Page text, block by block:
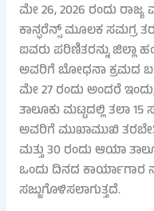
ಮೇ 26, 2026 ರಂದು
ಕಾನ್ಫರೆನ್ಸ್ ಮೂಲಕ ಸಮಗ್ರ
ಐವರು ಪರಿಣಿತರನ್ನು ಜಿಲ್ಲಾ
ಅವರಿಗೆ ಬೋಧನಾ ಕ್ರಮದ
ಮೇ 27 ರಂದು ಅಂದರೆ
ತಾಲೂಕು ಮಟ್ಟದಲ್ಲಿ ತಲಾ 15
ಅವರಿಗೆ ಮುಖಾಮುಖಿ ತರಬೇತಿ
ಮತ್ತು 30 ರಂದು ಆಯಾ
ಒಂದು ದಿನದ ಕಾರ್ಯಾಗಾರ
ಸಜ್ಜುಗೊಳಿಸಲಾಗುತ್ತದೆ.